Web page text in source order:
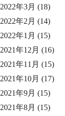
2022年3月 (18)
2022年2月 (14)
2022年1月 (15)
2021年12月 (16)
2021年11月 (15)
2021年10月 (17)
2021年9月 (15)
2021年8月 (15)